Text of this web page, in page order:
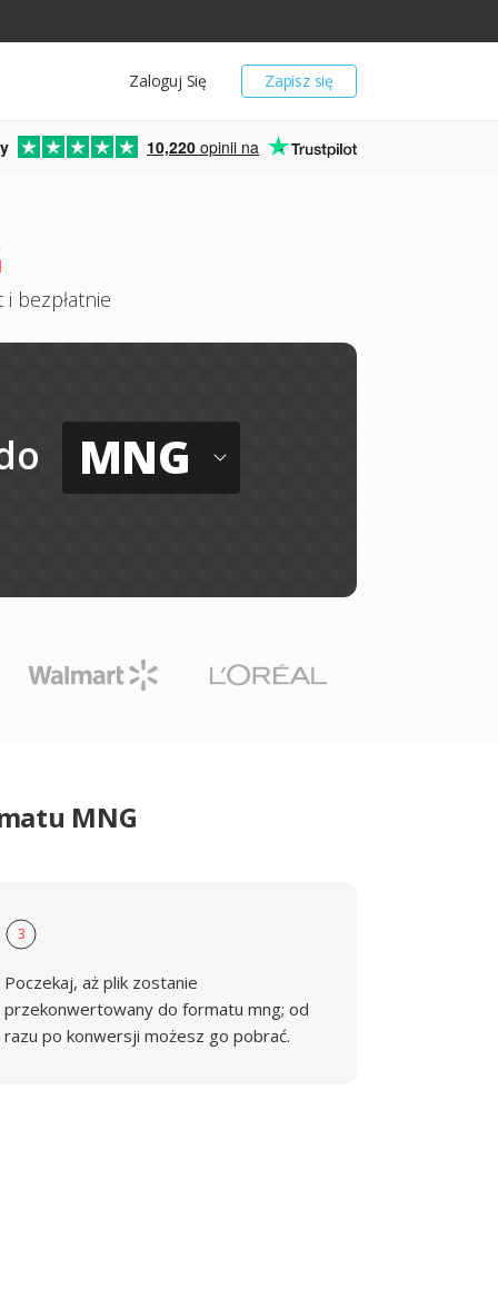
Zapisz się
Zaloguj Się
10,220 opinii na
bezpłatnie
MNG
MNG
3
Poczekaj, aż plik zostanie
przekonwertowany do formatu mng; od
razu po konwersji możesz go pobrać.